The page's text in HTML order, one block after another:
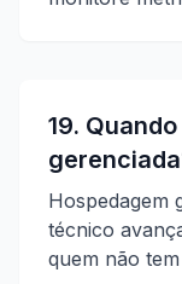
19.
Hospedagem
técnico
quem não